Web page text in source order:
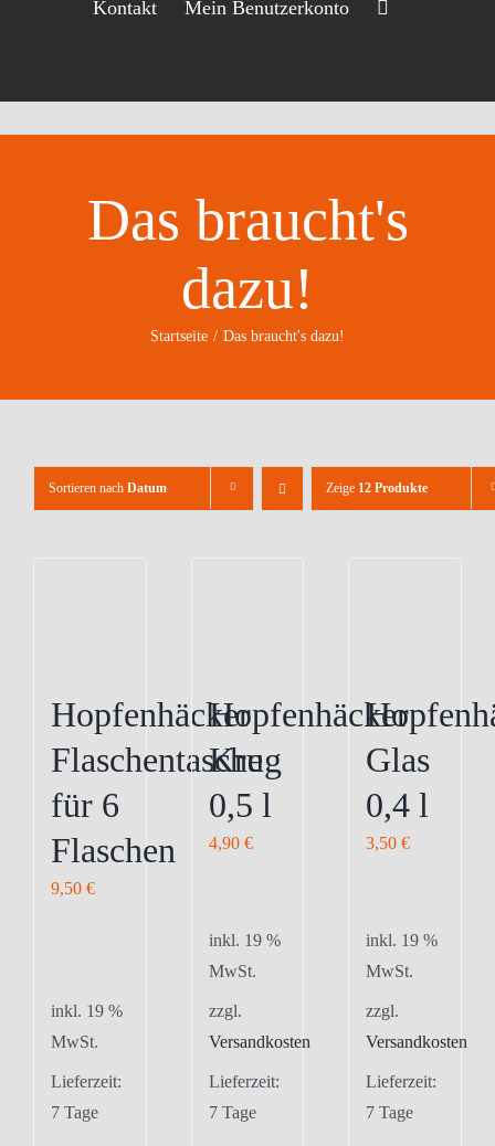
Kontakt Mein Benutzerkonto
Das braucht's
dazu!
Startseite Das braucht's dazu!
Sortieren nach Datum Zeige 12 Produkte
Hopfenhäcker
Flaschentasche
für 6
Flaschen
9,50 €
inkl. 19 %
MwSt.
Lieferzeit:
7 Tage
Hopfenhäcker
Krug
0,5 l
4,90 €
inkl. 19 %
MwSt.
zzgl.
Versandkosten
Lieferzeit:
7 Tage
Glas
0,4 l
3,50€
inkl. 19 %
MwSt.
zzgl.
Versandkosten
Lieferzeit:
7 Tage